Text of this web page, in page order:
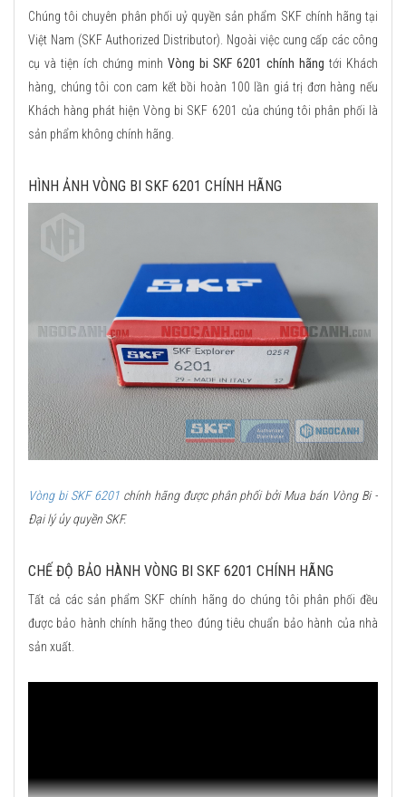
Chúng tôi chuyên phân phối uỷ quyền sản phẩm SKF chính hãng tại
Việt Nam (SKF Authorized Distributor). Ngoài việc cung cấp các công
cụ và tiện ích chứng minh Vòng bi SKF 6201 chính hãng tới Khách
hàng, chúng tôi con cam kết bồi hoàn 100 lần giá trị đơn hàng nếu
Khách hàng phát hiện Vòng bi SKF 6201 của chúng tôi phân phối là
sản phẩm không chính hãng.
HÌNH ẢNH VÒNG BI SKF 6201 CHÍNH HÃNG
Vòng bi SKF 6201chính hãng được phân phối bởi Mua bán Vòng Bi -
Đại lý ủy quyền SKF.
CHẾ ĐỘ BẢO HÀNH VÒNG BI SKF 6201 CHÍNH HÃNG
Tất cả các sản phẩm SKF chính hãng do chúng tôi phân phối đều
được bảo hành chính hãng theo đúng tiêu chuẩn bảo hành của nhà
sản xuất.